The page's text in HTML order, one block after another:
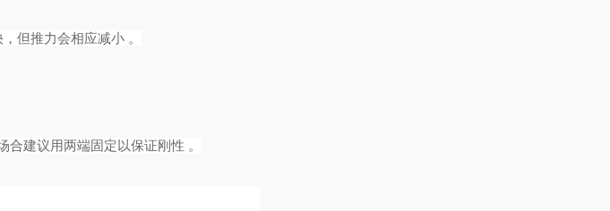
但推力会相应减小 。‌‌‌
合建议用两端固定以保证刚性 。‌‌‌